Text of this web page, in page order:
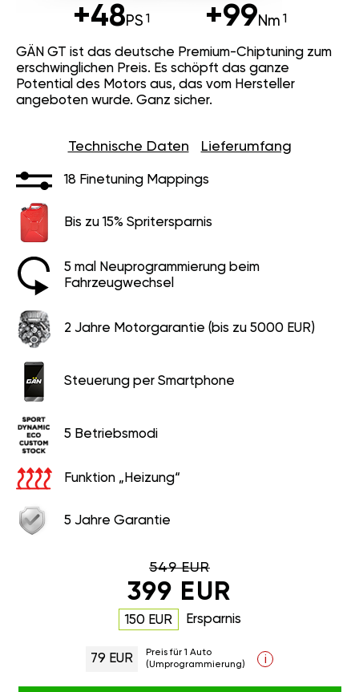
+48PS +99Nm
GÄN GT ist das deutsche Premium-Chiptuning zum
erschwinglichen Preis. Es schöpft das ganze
Potential des Motors aus, das vom Hersteller
angeboten wurde. Ganz sicher.
Technische Daten Lieferumfang
18 Finetuning Mappings
Bis zu 15% Spritersparnis
5 mal Neuprogrammierung beim
Fahrzeugwechsel
2 Jahre Motorgarantie (bis zu 5000 EUR)
Steuerung per Smartphone
5 Betriebsmodi
Funktion „Heizung“
5 Jahre Garantie
549 EUR
399 EUR
150 EUR Ersparnis
79 EUR
Preis für 1 Auto
(Umprogrammierung)
i